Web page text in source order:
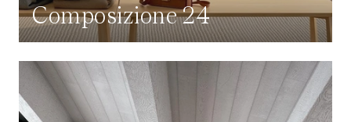
Composizione 24